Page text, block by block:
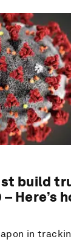
build
Here’s
in